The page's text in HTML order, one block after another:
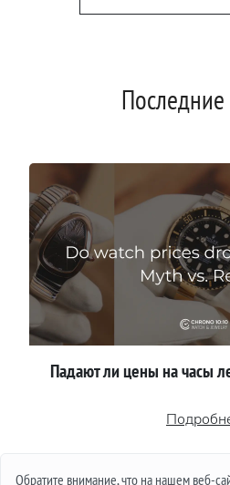
Обратите внимание, что на нашем веб-
Последние
Падают ли цены на часы